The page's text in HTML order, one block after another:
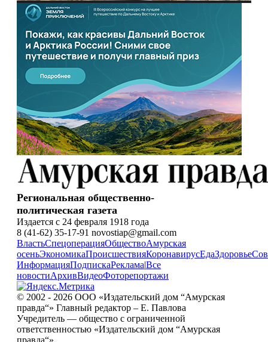
Региональная общественно-
политическая газета
Издается с 24 февраля 1918 года
8 (41-62) 35-17-91 novostiap@gmail.com
ВластьСпецоперацияОбществоАмурская
осеньЭкономикаПроисшествияКоронавирусЕдаЗдоровье
ИнформацияПодпискаРеклама|Все
новостиАрхивВидеоФоторепортажи
© 2002 - 2026 ООО «Издательский дом “Амурская
правда“» Главный редактор – Е. Павлова
Учредитель — общество с ограниченной
ответственностью «Издательский дом “Амурская
правда“».